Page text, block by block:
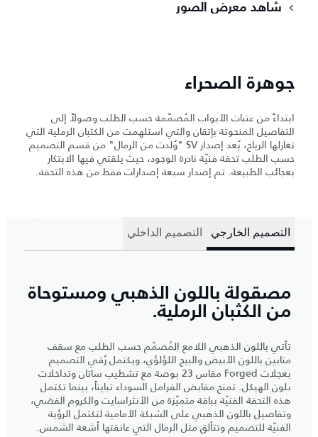
شاهد معرض الصور
جوهرة الصحراء
ابتداءً من عتبات الأبواب المُصمّمة حسب الطلب وصولاً إلى
التفاصيل المنحوتة بإتقان والتي استلهمت من الكثبان الرملية التي
تغازلها الرياح، يُعد إصدار SV "وُلدت من الرمال" من قسم التصميم
حسب الطلب تحفة فنيّة نادرة الوجود، حيث يلقتي فيها الابتكار
بعجائب الطبيعة. تم إصدار سبعة إصدارات فقط من هذه التحفة.
التصميم الخارجي التصميم الداخلي
مصقولة باللون الذهبي ومستوحاة
من الكثبان الرملية.
تأتي باللون الذهبي اللامع المُصمّم حسب الطلب مع سقف
متابين باللون الأبيض والبيج اللؤلؤي، ويكتمل رُقي التصميم
بعجلات Forged مقاس 23 بوصة مع تشطيب ساتان وتداخلات
بلون الهيكل. تمنح مقابض الفرامل السوداء تبايناً، بينما تكتمل
هذه التحفة الفنيّة بباقة متميّزة من الأنثراسايت والكروم الفضي،
وتفاصيل باللون الذهبي على الشبكة الأمامية لتكتمل الرؤية
الفنيّة للتصميم وتتألق مثل الرمال التي عانقتها أشعة الشمس.